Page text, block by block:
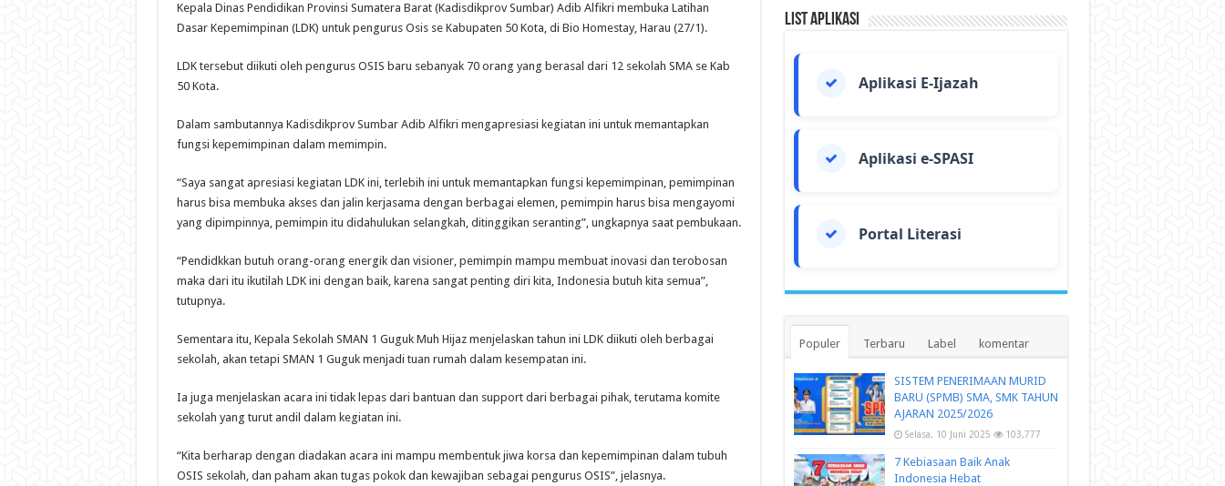
Kepala Dinas Pendidikan Provinsi Sumatera Barat (Kadisdikprov Sumbar) Adib Alfikri membuka Latihan
Dasar Kepemimpinan (LDK) untuk pengurus Osis se Kabupaten 50 Kota, di Bio Homestay, Harau (27/1).
LDK tersebut diikuti oleh pengurus OSIS baru sebanyak 70 orang yang berasal dari 12 sekolah SMA se Kab
50 Kota.
Dalam sambutannya Kadisdikprov Sumbar Adib Alfikri mengapresiasi kegiatan ini untuk memantapkan
fungsi kepemimpinan dalam memimpin.
“Saya sangat apresiasi kegiatan LDK ini, terlebih ini untuk memantapkan fungsi kepemimpinan, pemimpinan
harus bisa membuka akses dan jalin kerjasama dengan berbagai elemen, pemimpin harus bisa mengayomi
yang dipimpinnya, pemimpin itu didahulukan selangkah, ditinggikan seranting”, ungkapnya saat pembukaan.
“Pendidkkan butuh orang-orang energik dan visioner, pemimpin mampu membuat inovasi dan terobosan
maka dari itu ikutilah LDK ini dengan baik, karena sangat penting diri kita, Indonesia butuh kita semua”,
tutupnya.
Sementara itu, Kepala Sekolah SMAN 1 Guguk Muh Hijaz menjelaskan tahun ini LDK diikuti oleh berbagai
sekolah, akan tetapi SMAN 1 Guguk menjadi tuan rumah dalam kesempatan ini.
Ia juga menjelaskan acara ini tidak lepas dari bantuan dan support dari berbagai pihak, terutama komite
sekolah yang turut andil dalam kegiatan ini.
“Kita berharap dengan diadakan acara ini mampu membentuk jiwa korsa dan kepemimpinan dalam tubuh
OSIS sekolah, dan paham akan tugas pokok dan kewajiban sebagai pengurus OSIS”, jelasnya.
List Aplikasi
Aplikasi E-Ijazah
Aplikasi e-SPASI
Portal Literasi
Populer Terbaru Label komentar
SISTEM PENERIMAAN MURID
BARU (SPMB) SMA, SMK TAHUN
AJARAN 2025/2026
Selasa, 10 Juni 2025 103,777
7 Kebiasaan Baik Anak
Indonesia Hebat